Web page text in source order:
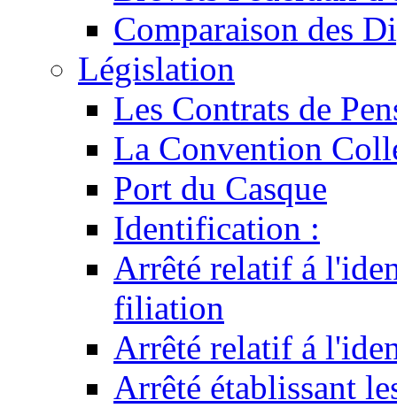
Comparaison des
Législation
Les Contrats de
La Convention
Port du Casque
Identification :
Arrêté relatif á
filiation
Arrêté relatif á
Arrêté établissant